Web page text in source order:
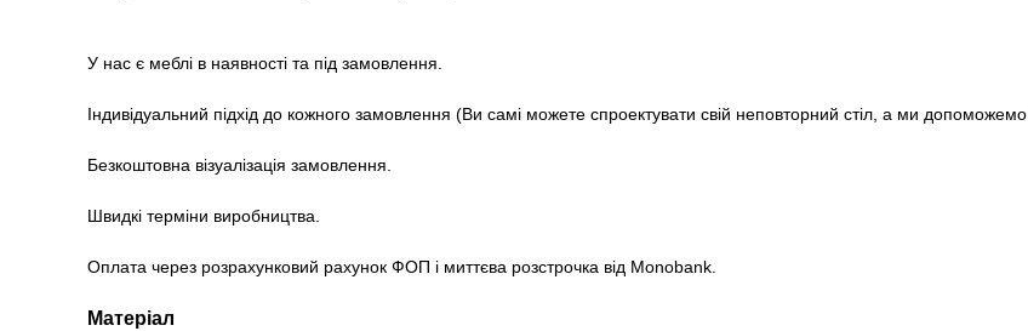
У нас є меблі в наявності та під замовлення.
Індивідуальний підхід до кожного замовлення (Ви самі можете спроектувати свій неповторний стіл, а ми
Безкоштовна візуалізація замовлення.
Швидкі терміни виробництва.
Оплата через розрахунковий рахунок ФОП і миттєва розстрочка від Monobank.
Матеріал